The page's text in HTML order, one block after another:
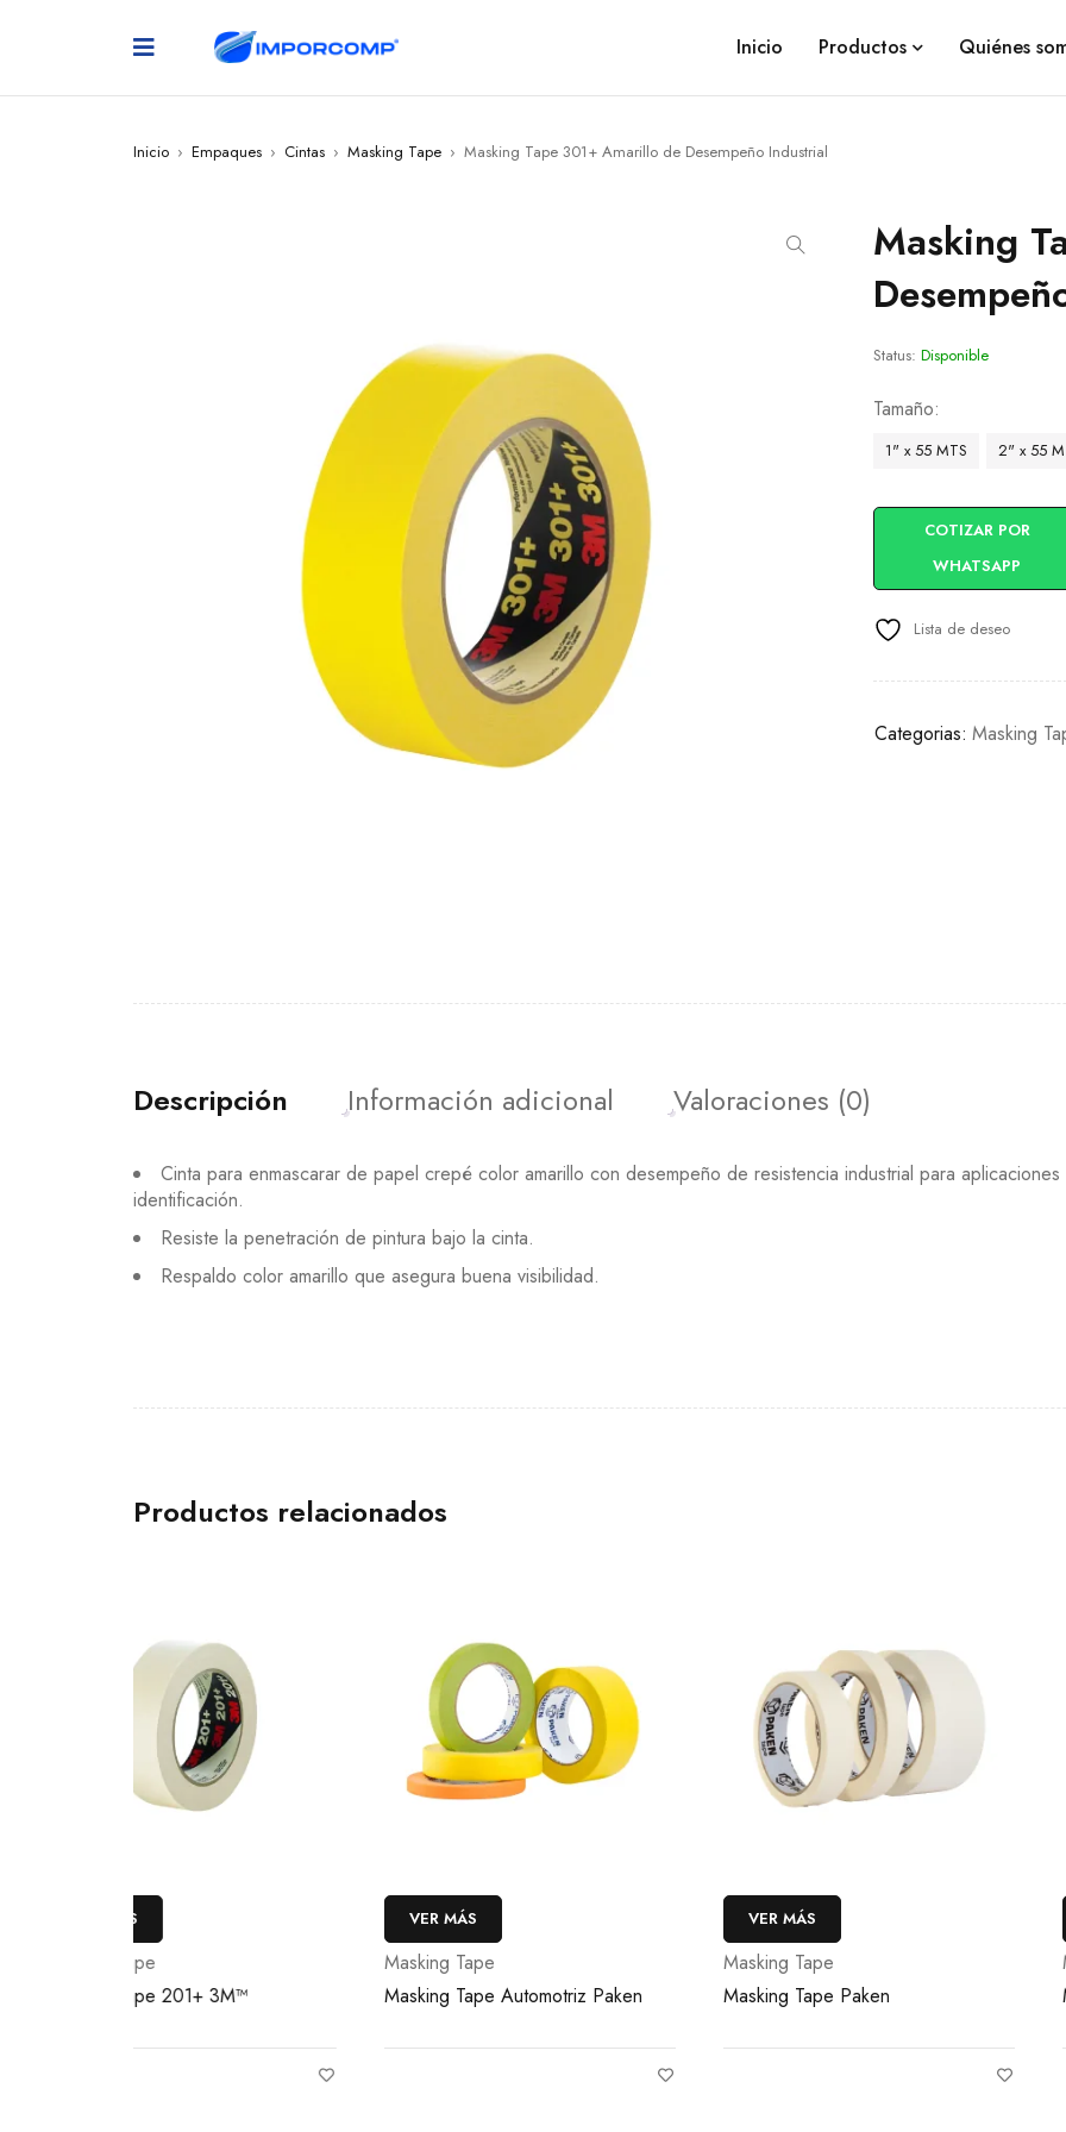
Inicio Productos Quiénes
Inicio › Empaques › Cintas › Masking Tape › Masking Tape 301+ Amarillo de Desempeño Industrial
Masking
Status: Disponible
Tamaño
1" x 55 MTS 2" x 55
COTIZAR POR
WHATSAPP
Lista de deseo
Categorias: Masking
Descripción Información adicional Valoraciones (0)
Cinta para enmascarar de papel crepé color amarillo con desempeño de resistencia industrial para
identificación.
Resiste la penetración de pintura bajo la cinta.
Respaldo color amarillo que asegura buena visibilidad.
Productos relacionados
Masking Tape
Masking Tape Automotriz Paken
Masking Tape
Masking Tape Paken
Masking Tape
Masking Tape 101+ 3M™